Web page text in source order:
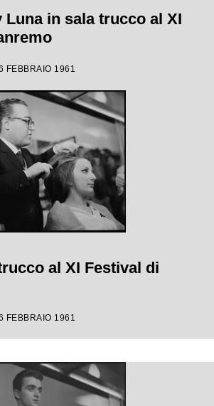
Luna in sala trucco al XI
FEBBRAIO 1961
al XI Festival di
FEBBRAIO 1961